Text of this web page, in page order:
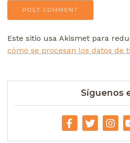
Este sitio usa Akismet para
cómo se procesan los datos de
Síguenos